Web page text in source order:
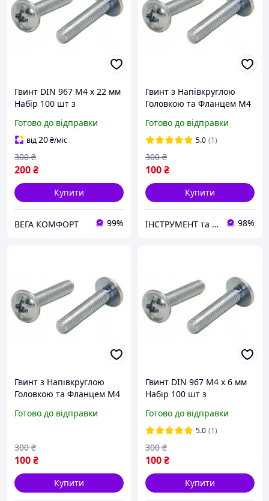
Гвинт DIN 967 М4 х 22 мм
Набір 100 шт з
та Фланцем ЦБ PZ+PL
Spec
Готово до відправки
від20₴/міс
200₴
300 ₴
Купити
ВЕГА КОМФОРТ 99%
Гвинт з Напівкруглою
Головкою та Фланцем М4
PZ+PL DIN 967 Spec
Готово до відправки
5.0 (1)
100₴
300 ₴
Купити
ІНСТРУМЕНТ та МЕТИЗИ 98%
Гвинт з Напівкруглою
Головкою та Фланцем М4
PZ+PL DIN 967 Spec
Готово до відправки
100₴
300 ₴
Купити
Гвинт DIN 967 М4 х 6 мм
Набір 100 шт з
та Фланцем ЦБ PZ+PL
Spec
Готово до відправки
5.0 (1)
100₴
300 ₴
Купити